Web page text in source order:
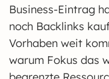
Business-Eintrag
noch Backlinks
Vorhaben weit
warum Fokus das